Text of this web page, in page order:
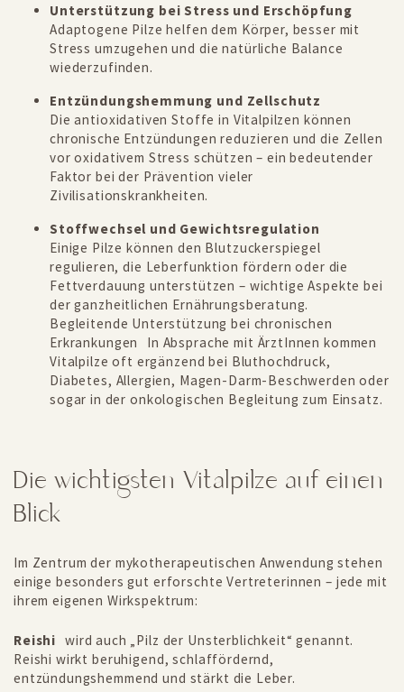
Unterstützung bei Stress und Erschöpfung
Adaptogene Pilze helfen dem Körper, besser mit
Stress umzugehen und die natürliche Balance
wiederzufinden.
Entzündungshemmung und Zellschutz
Die antioxidativen Stoffe in Vitalpilzen können
chronische Entzündungen reduzieren und die Zellen
vor oxidativem Stress schützen – ein bedeutender
Faktor bei der Prävention vieler
Zivilisationskrankheiten.
Stoffwechsel und Gewichtsregulation
Einige Pilze können den Blutzuckerspiegel
regulieren, die Leberfunktion fördern oder die
Fettverdauung unterstützen – wichtige Aspekte bei
der ganzheitlichen Ernährungsberatung.
Begleitende Unterstützung bei chronischen
Erkrankungen In Absprache mit ÄrztInnen kommen
Vitalpilze oft ergänzend bei Bluthochdruck,
Diabetes, Allergien, Magen-Darm-Beschwerden oder
sogar in der onkologischen Begleitung zum Einsatz.
Die wichtigsten Vitalpilze auf einen
Blick
Im Zentrum der mykotherapeutischen Anwendung stehen
einige besonders gut erforschte Vertreterinnen – jede mit
ihrem eigenen Wirkspektrum:
Reishi wird auch „Pilz der Unsterblichkeit“ genannt.
Reishi wirkt beruhigend, schlaffördernd,
entzündungshemmend und stärkt die Leber.